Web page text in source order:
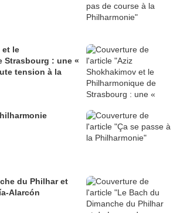
et le
Strasbourg : une «
tension à la
du Philhar et
Alarcón